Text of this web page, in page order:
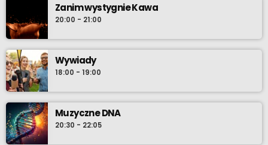
Zanim wystygnie Kawa
20:00 - 21:00
Wywiady
18:00 - 19:00
Muzyczne DNA
20:30 - 22:05